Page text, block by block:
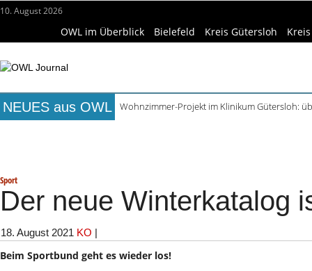
10. August 2026
OWL im Überblick Bielefeld Kreis Gütersloh
NEUES aus OWL
Wohnzimmer-Projekt im Klinikum Gütersloh:
Sport
Der neue Winterkatalog
18. August 2021 KO |
Beim Sportbund geht es wieder los!